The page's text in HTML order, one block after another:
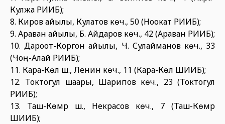
Кулжа РИИБ);
8. Киров айылы, Кулатов көч., 50 (Ноокат РИИБ);
9. Араван айылы, Б. Айдаров көч., 42 (Араван РИИБ);
10. Дароот-Коргон айылы, Ч. Сулайманов көч., 33
(Чоң-Алай РИИБ);
11. Кара-Көл ш., Ленин көч., 11 (Кара-Көл ШИИБ);
12. Токтогул шаары, Шарипов көч., 23 (Токтогул
РИИБ);
13. Таш-Көмүр ш., Некрасов көч., 7 (Таш-Көмүр
ШИИБ);